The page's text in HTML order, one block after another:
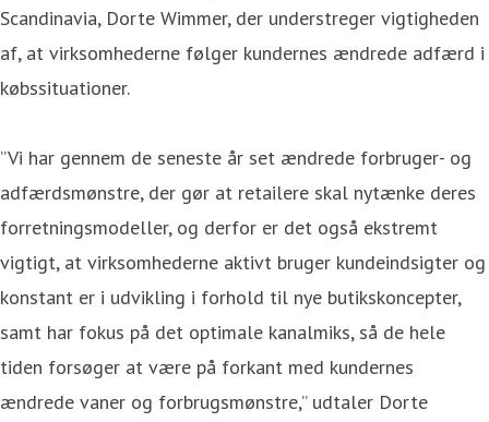
Scandinavia, Dorte Wimmer, der understreger vigtigheden
af, at virksomhederne følger kundernes ændrede adfærd i
købssituationer.
”Vi har gennem de seneste år set ændrede forbruger- og
adfærdsmønstre, der gør at retailere skal nytænke deres
forretningsmodeller, og derfor er det også ekstremt
vigtigt, at virksomhederne aktivt bruger kundeindsigter og
konstant er i udvikling i forhold til nye butikskoncepter,
samt har fokus på det optimale kanalmiks, så de hele
tiden forsøger at være på forkant med kundernes
ændrede vaner og forbrugsmønstre,” udtaler Dorte